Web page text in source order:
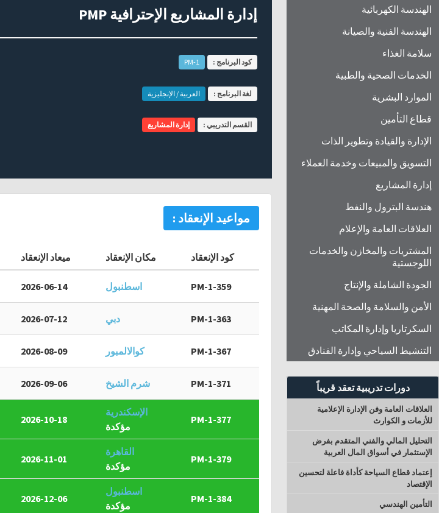
الهندسة الكهربائية
الهندسة الفنية والصيانة
سلامة الغذاء
الخدمات الصحية والطبية
الموارد البشرية
قطاع التأمين
الإدارة والقيادة وتطوير الذات
التسويق والمبيعات وخدمة العملاء
إدارة المشاريع
هندسة البترول والنفط
العلاقات العامة والإعلام
المشتريات والمخازن والخدمات
اللوجستية
الجودة الشاملة والإنتاج
الأمن والسلامة والصحة المهنية
السكرتاريا وإدارة المكاتب
التنشيط السياحي وإدارة الفنادق
دورات تدريبية تعقد قريباً
العلاقات العامة وفن الإدارة الإعلامية
للأزمات و الكوارث
التحليل المالي والفني المتقدم بفرض
الإستثمار في أسواق المال العربية
إعتماد قطاع السياحة كأداة فاعلة لتحسين
الإقتصاد
التأمين الهندسي
إدارة المشاريع الإحترافية PMP
كود البرنامج : PM-1
لغة البرنامج : العربية / الإنجليزية
القسم التدريبي : إدارة المشاريع
مواعيد الإنعقاد :
كود الإنعقاد مكان الإنعقاد ميعاد الإنعقاد
PM-1-359 اسطنبول 2026-06-14
PM-1-363 دبي 2026-07-12
PM-1-367 كوالالمبور 2026-08-09
PM-1-371 شرم الشيخ 2026-09-06
PM-1-377
الإسكندرية
مؤكدة
2026-10-18
PM-1-379
القاهرة
مؤكدة
2026-11-01
PM-1-384
اسطنبول
مؤكدة
2026-12-06